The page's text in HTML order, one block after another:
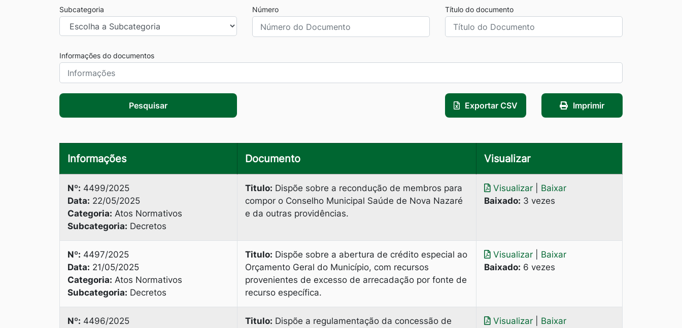
Subcategoria Número Título do documento
Informações do documentos
Pesquisar Exportar CSV Imprimir
Informações Documento Visualizar
Nº: 4499/2025
Data: 22/05/2025
Categoria: Atos Normativos
Subcategoria: Decretos
Titulo: Dispõe sobre a recondução de membros para
compor o Conselho Municipal Saúde de Nova Nazaré
e da outras providências.
Visualizar
Baixar
Baixado: 3 vezes
Nº: 4497/2025
Data: 21/05/2025
Categoria: Atos Normativos
Subcategoria: Decretos
Titulo: Dispõe sobre a abertura de crédito especial ao
Orçamento Geral do Município, com recursos
provenientes de excesso de arrecadação por fonte de
recurso específica.
Visualizar
Baixar
Baixado: 6 vezes
Nº: 4496/2025
Titulo: Dispõe a regulamentação da concessão de
Visualizar
Baixar